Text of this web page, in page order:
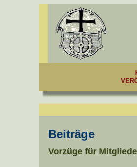
Beiträge
Vorzüge für